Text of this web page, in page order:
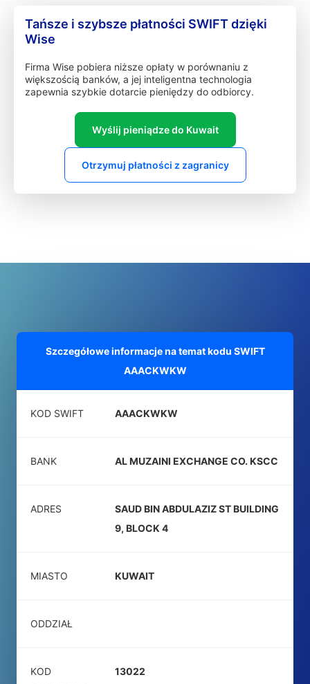
Tańsze i szybsze płatności SWIFT dzięki
Wise
Firma Wise pobiera niższe opłaty w porównaniu z
większością banków, a jej inteligentna technologia
zapewnia szybkie dotarcie pieniędzy do odbiorcy.
Wyślij pieniądze do Kuwait
Otrzymuj płatności z zagranicy
Szczegółowe informacje na temat kodu SWIFT
AAACKWKW
KOD SWIFT AAACKWKW
BANK AL MUZAINI EXCHANGE CO. KSCC
ADRES
SAUD BIN ABDULAZIZ ST BUILDING
9, BLOCK 4
MIASTO KUWAIT
ODDZIAŁ
KOD
13022